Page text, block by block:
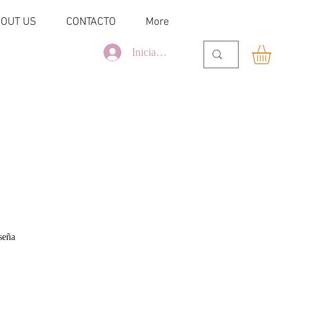
US CONTACTO More
Iniciar sesión
es de 5.0 de 5 estrellas